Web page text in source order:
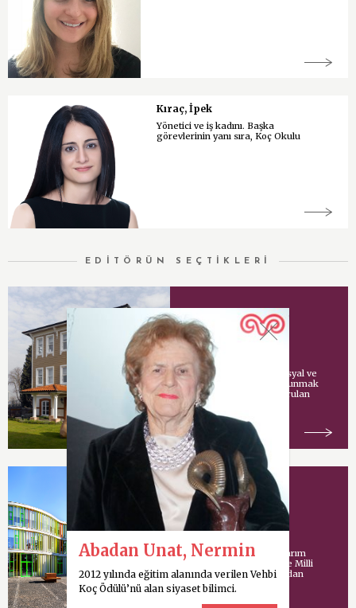
Kıraç, İpek
Yönetici ve iş kadını. Başka
görevlerinin yanı sıra, Koç Okulu
EDİTÖRÜN SEÇTİKLERİ
Vehbi Koç Vakfı
Vehbi Koç tarafından sosyal ve
kültürel hizmetlerde bulunmak
amacıyla İstanbul’da kurulan
vakıf.
Koç Model Okulu
Uluslararası mimari tasarım
şirketi Cannon Design ve Milli
Eğitim Bakanlığı tarafından
ortaklaşa yürütülen
Abadan Unat, Nermin
2012 yılında eğitim alanında verilen Vehbi
Koç Ödülü’nü alan siyaset bilimci.